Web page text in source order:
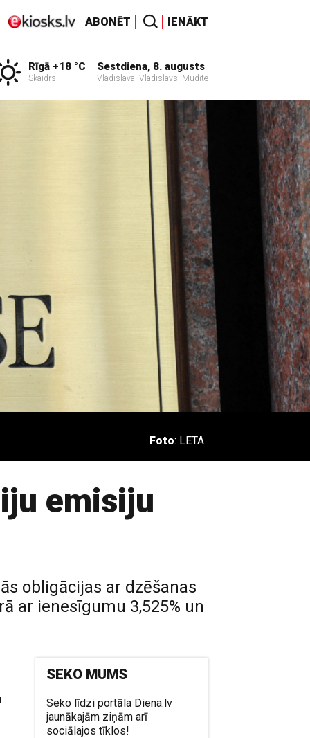
ABONĒT IENĀKT
Rīgā +18 °C
Skaidrs
Sestdiena, 8. augusts
Vladislava, Vladislavs, Mudīte
Foto: LETA
emisiju
obligācijas ar dzēšanas
ar ienesīgumu 3,525% un
SEKO MUMS
Seko līdzi portāla Diena.lv
jaunākajām ziņām arī
sociālajos tīklos!